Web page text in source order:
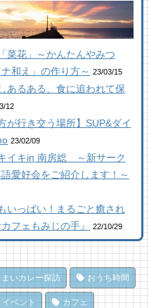
【安房國テレビ】
22 views|byなべたゆかり
館山にオープン！地域の素材か
らはじめる物作り工房
21 views |byなべたゆかり
乗馬初心者の私でも、海辺を楽
しく散策できた！ 乗馬体験レ
ポート
19 views|
南房総こんな素敵な所があっ
た！| かじか橋
ドライブ休憩にオススメ！「と
みうら元気倶楽部」でホッと一
息♪
13 views|byフジイ ミツコ
房州伊勢の宮 天津神明宮 毎
月１日は「おついたち市」鴨川
市天津
千倉町
112 views|by原みりか
館山にオープン！地域の素材か
らはじめる物作り工房
106 views|by なべたゆかり
南房総こんな素敵な所があっ
た！| かじか橋
101 views|byCAT SEA KURO
【コラボ】ジビエも揃う、鮮度
抜群の南房総おさかなセンター
【安房國テレビ】
夏のごほうびにこだわりのかき
氷を風菓堂で
乗馬初心者の私でも、海辺を楽
しく散策できた！ 乗馬体験レ
ポート
76 views
| byなべたゆかり
ーキ屋さん「プチ アンジュ」
17,148 views|by福美
南房総パン屋めぐり【２】
橋本屋製パン店（館山市）
12,846 views| bychoco-love
南房総こんな素敵な所があっ
た！| かじか橋
12,017 views |byCAT SEA
KURO
南房総の海を食らう！天然とこ
ろてん専門店
10,862 views
|by 原みりか
南房総パン屋めぐり【3】石窯
パン工房そろそろ（鴨川市）前
編パン
10,837 views|bychoco-love
南房総パン屋めぐり【１】
クリケット（鴨川市）
菜花」～かんたんやみつ
和え」の作り方～ 23/03/15
あるある、食に追われて保
12
が行き交う場所】SUP&ダイ
23/02/09
イキin 南房総 ～新サーク
愛好会をご紹介します！～
いっぱい！まるごと癒され
フェもみじの手』
22/10/29
まいカレー探訪 おうち時間
イベント カフェ